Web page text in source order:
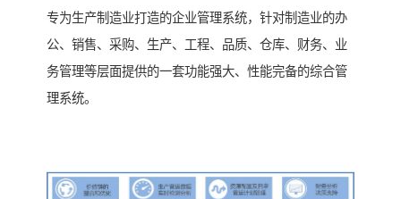
专为生产制造业打造的企业管理系统，针对制造业的办
公、销售、采购、生产、工程、品质、仓库、财务、业
务管理等层面提供的一套功能强大、性能完备的综合管
理系统。